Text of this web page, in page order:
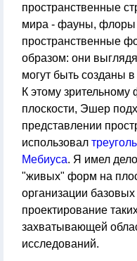
пространственные
мира - фауны, флоры
пространственные
образом: они
могут быть созданы
К этому
плоскости, Эшер
представлении
использовал
Мебиуса. Я имел
"живых" форм на
организации
проектирование
захватывающей
исследований.